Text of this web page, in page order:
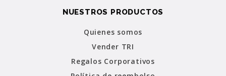
NUESTROS PRODUCTOS
Quienes somos
Vender TRI
Regalos Corporativos